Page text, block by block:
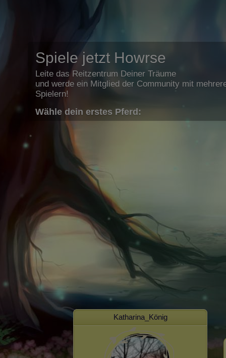
Spiele jetzt Howrse
Leite das Reitzentrum Deiner Träume
und werde ein Mitglied der Community mit
Spielern!
Wähle dein erstes Pferd:
Katharina_König